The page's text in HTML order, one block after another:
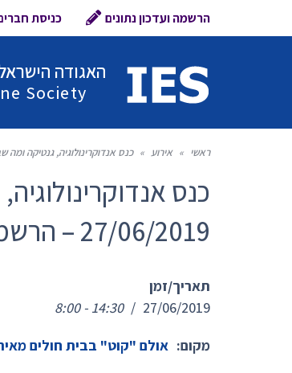
הרשמה ועדכון נתונים כניסת
האגודה
Society
ראשי » אירוע » כנס אנדוקרינולוגיה, גנטיקה ומה שביניהן | בית
כנס
27/06/2019 – הרשמה ותכנית הכנס
תאריך/זמן
27/06/2019
/
8:00 - 14:30
מקום: אולם "קוט" בבית חולים